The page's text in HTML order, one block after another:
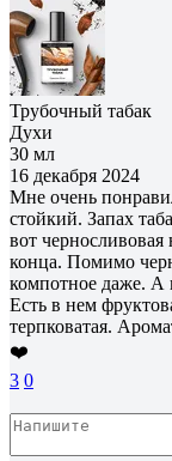
Трубочный табак
Духи
30 мл
16 декабря 2024
Мне очень
стойкий. Запах
вот черносливовая
конца. Помимо
компотное даже. А
Есть в нем
терпковатая.
❤️
3 0